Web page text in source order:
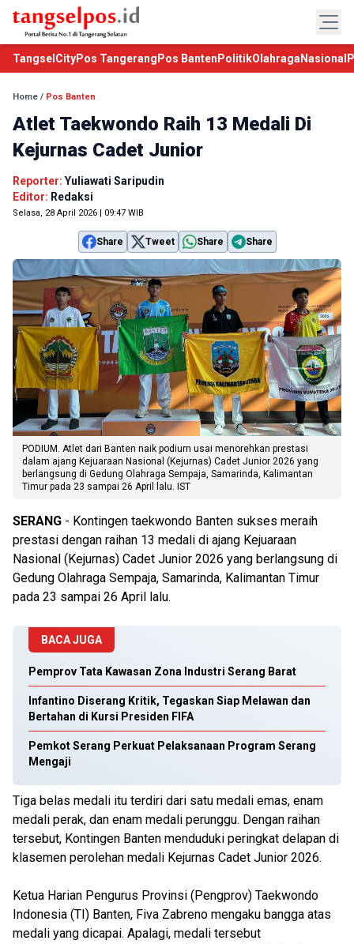
TangselCityPos Tangerang Pos Banten PolitikOlahraga Nasional
Home / Pos Banten
Atlet Taekwondo Raih 13 Medali Di
Kejurnas Cadet Junior
Reporter: Yuliawati Saripudin
Editor: Redaksi
Selasa, 28 April 2026 | 09:47 WIB
Share Tweet Share Share
PODIUM. Atlet dari Banten naik podium usai menorehkan prestasi
dalam ajang Kejuaraan Nasional (Kejurnas) Cadet Junior 2026 yang
berlangsung di Gedung Olahraga Sempaja, Samarinda, Kalimantan
Timur pada 23 sampai 26 April lalu. IST
SERANG - Kontingen taekwondo Banten sukses meraih
prestasi dengan raihan 13 medali di ajang Kejuaraan
Nasional (Kejurnas) Cadet Junior 2026 yang berlangsung di
Gedung Olahraga Sempaja, Samarinda, Kalimantan Timur
pada 23 sampai 26 April lalu.
BACA JUGA
Pemprov Tata Kawasan Zona Industri Serang Barat
Infantino Diserang Kritik, Tegaskan Siap Melawan dan
Bertahan di Kursi Presiden FIFA
Pemkot Serang Perkuat Pelaksanaan Program Serang
Mengaji
Tiga belas medali itu terdiri dari satu medali emas, enam
medali perak, dan enam medali perunggu. Dengan raihan
tersebut, Kontingen Banten menduduki peringkat delapan di
klasemen perolehan medali Kejurnas Cadet Junior 2026.
Ketua Harian Pengurus Provinsi (Pengprov) Taekwondo
Indonesia (TI) Banten, Fiva Zabreno mengaku bangga atas
medali yang dicapai. Apalagi, medali tersebut